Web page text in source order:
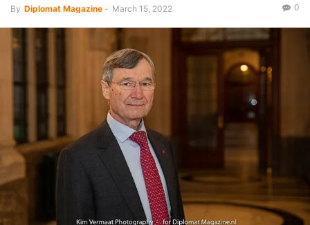
By Diplomat Magazine - March 15, 2022 0